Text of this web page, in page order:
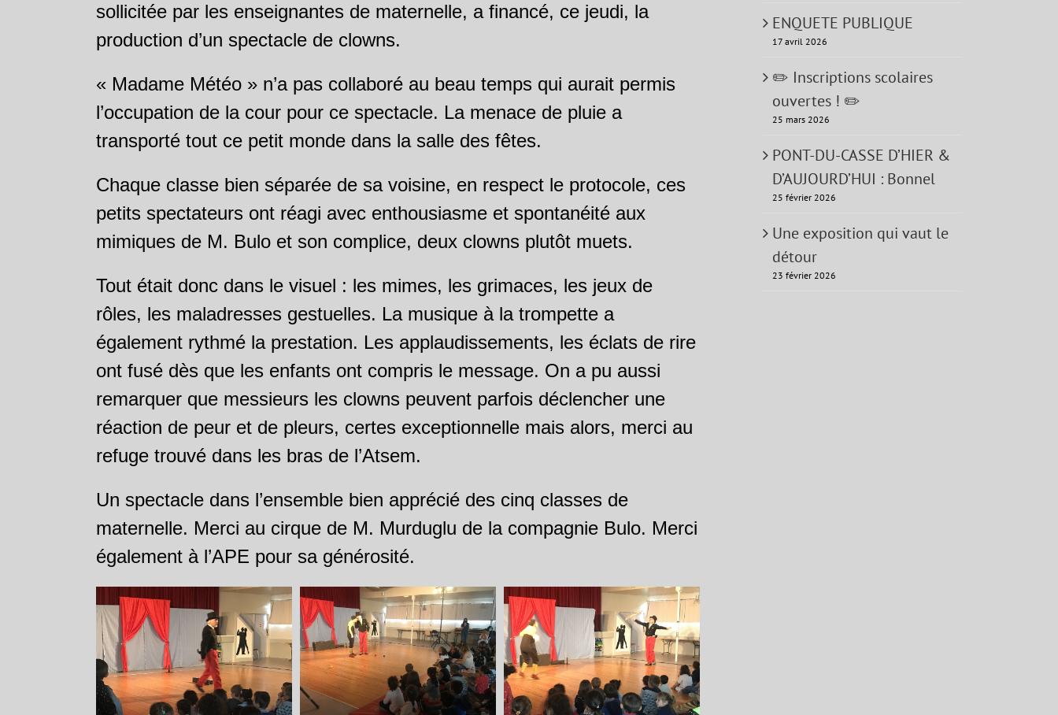
sollicitée par les enseignantes de maternelle, a financé, ce jeudi, la
production d’un spectacle de clowns.
« Madame Météo » n’a pas collaboré au beau temps qui aurait permis
l’occupation de la cour pour ce spectacle. La menace de pluie a
transporté tout ce petit monde dans la salle des fêtes.
Chaque classe bien séparée de sa voisine, en respect le protocole, ces
petits spectateurs ont réagi avec enthousiasme et spontanéité aux
mimiques de M. Bulo et son complice, deux clowns plutôt muets.
Tout était donc dans le visuel : les mimes, les grimaces, les jeux de
rôles, les maladresses gestuelles. La musique à la trompette a
également rythmé la prestation. Les applaudissements, les éclats de rire
ont fusé dès que les enfants ont compris le message. On a pu aussi
remarquer que messieurs les clowns peuvent parfois déclencher une
réaction de peur et de pleurs, certes exceptionnelle mais alors, merci au
refuge trouvé dans les bras de l’Atsem.
Un spectacle dans l’ensemble bien apprécié des cinq classes de
maternelle. Merci au cirque de M. Murduglu de la compagnie Bulo. Merci
également à l’APE pour sa générosité.
ENQUETE PUBLIQUE
17 avril 2026
✏️ Inscriptions scolaires
ouvertes ! ✏️
25 mars 2026
PONT-DU-CASSE D’HIER &
D’AUJOURD’HUI : Bonnel
25 février 2026
Une exposition qui vaut le
détour
23 février 2026